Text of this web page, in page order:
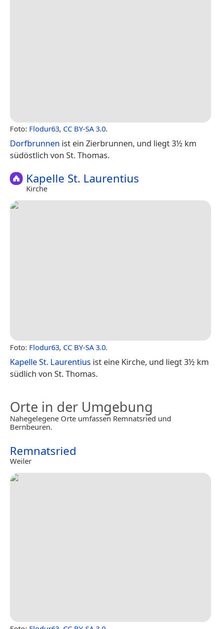
Foto: Flodur63, CC BY-SA 3.0.
Dorfbrunnen ist ein Zierbrunnen, und liegt 3½ km
südöstlich von St. Thomas.
Kapelle St. Laurentius
Kirche
Foto: Flodur63, CC BY-SA 3.0.
Kapelle St. Laurentius ist eine Kirche, und liegt 3½ km
südlich von St. Thomas.
Orte in der Umgebung
Nahegelegene Orte umfassen Remnatsried und
Bernbeuren.
Remnatsried
Weiler